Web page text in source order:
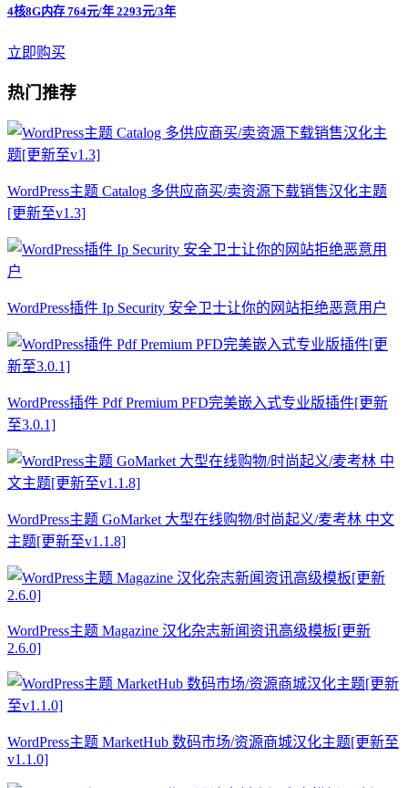
4核8G内存 764元/年 2293元/3年
立即购买
热门推荐
WordPress主题 Catalog 多供应商买/卖资源下载销售汉化主题
[更新至v1.3]
WordPress插件 Ip Security 安全卫士让你的网站拒绝恶意用户
WordPress插件 Pdf Premium PFD完美嵌入式专业版插件[更新
至3.0.1]
WordPress主题 GoMarket 大型在线购物/时尚起义/麦考林 中文
主题[更新至v1.1.8]
WordPress主题 Magazine 汉化杂志新闻资讯高级模板[更新
2.6.0]
WordPress主题 MarketHub 数码市场/资源商城汉化主题[更新至
v1.1.0]